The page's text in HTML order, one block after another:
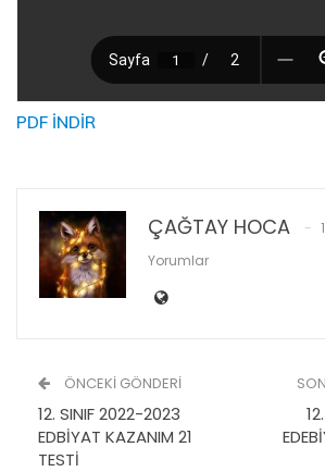
PDF İNDİR
ÇAĞTAY HOCA
Yorumlar
ÖNCEKI GÖNDERI
12. SINIF 2022-2023
EDBİYAT KAZANIM 21
TESTİ